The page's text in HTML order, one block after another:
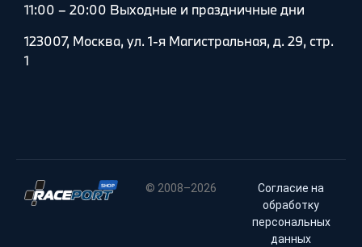
11:00 – 20:00 Выходные и праздничные дни
123007, Москва, ул. 1-я Магистральная, д. 29, стр.
1
© 2008–2026
Согласие на
обработку
персональных
данных